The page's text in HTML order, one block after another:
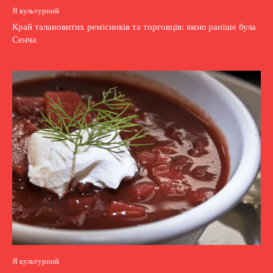
Я культурний
Край талановитих ремісників та торговців: якою раніше була
Сенча
Я культурний